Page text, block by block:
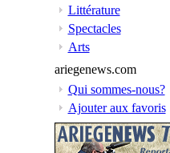
Littérature
Spectacles
Arts
ariegenews.com
Qui sommes-nous?
Ajouter aux favoris